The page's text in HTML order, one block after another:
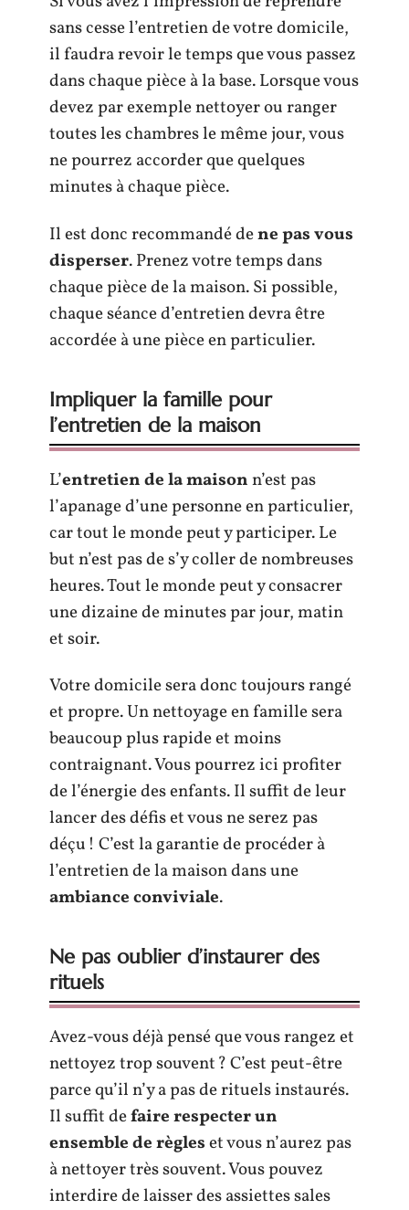
sans cesse l’entretien de votre domicile,
il faudra revoir le temps que vous passez
dans chaque pièce à la base. Lorsque vous
devez par exemple nettoyer ou ranger
toutes les chambres le même jour, vous
ne pourrez accorder que quelques
minutes à chaque pièce.
Il est donc recommandé dene pas vous
disperser. Prenez votre temps dans
chaque pièce de la maison. Si possible,
chaque séance d’entretien devra être
accordée à une pièce en particulier.
Impliquer la famille pour
l’entretien de la maison
L’entretien de la maisonn’est pas
l’apanage d’une personne en particulier,
car tout le monde peut y participer. Le
but n’est pas de s’y coller de nombreuses
heures. Tout le monde peut y consacrer
une dizaine de minutes par jour, matin
et soir.
Votre domicile sera donc toujours rangé
et propre. Un nettoyage en famille sera
beaucoup plus rapide et moins
contraignant. Vous pourrez ici profiter
de l’énergie des enfants. Il suffit de leur
lancer des défis et vous ne serez pas
déçu ! C’est la garantie de procéder à
l’entretien de la maison dans une
ambiance conviviale.
Ne pas oublier d’instaurer des
rituels
Avez-vous déjà pensé que vous rangez et
nettoyez trop souvent ? C’est peut-être
parce qu’il n’y a pas de rituels instaurés.
Il suffit defaire respecter un
ensemble de règleset vous n’aurez pas
à nettoyer très souvent. Vous pouvez
interdire de laisser des assiettes sales